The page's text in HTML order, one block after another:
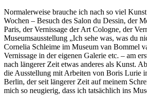
Normalerweise brauche ich nach so viel
Wochen – Besuch des Salon du Dessin, der
Paris, der Vernissage der Art Cologne, der
Museumsausstellung „Ich sehe was, was du
Cornelia Schleime im Museum van Bommel
Vernissage in der eigenen Galerie etc. – am
nach längerer Zeit etwas anderes als Kunst.
die Ausstellung mit Arbeiten von Boris Lurie
Berlin, der seit längerer Zeit auf meinem
mich so neugierig, dass ich tatsächlich ins